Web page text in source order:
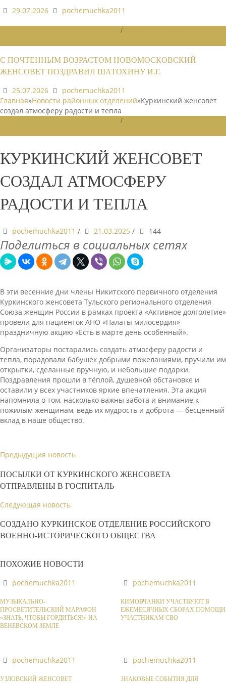
29.07.2026 pochemuchka2011
/
С ПОЧТЕННЫМ ВОЗРАСТОМ НОВОМОСКОВСКИЙ
ЖЕНСОВЕТ ПОЗДРАВИЛ ШАТОХИНУ И.Г.
25.07.2026
pochemuchka2011
Главная»Новости районных отделений»Куркинский женсовет
создал атмосферу радости и тепла
/
КУРКИНСКИЙ ЖЕНСОВЕТ
СОЗДАЛ АТМОСФЕРУ
РАДОСТИ И ТЕПЛА
pochemuchka2011 / 21.03.2025 / 144
Поделиться в социальных сетях
В эти весенние дни члены Никитского первичного отделения
Куркинского женсовета Тульского регионального отделения
Союза женщин России в рамках проекта «Активное долголетие»
провели для пациенток АНО «Палаты милосердия»
праздничную акцию «Есть в марте день особенный».
Организаторы постарались создать атмосферу радости и
тепла, порадовали бабушек добрыми пожеланиями, вручили им
открытки, сделанные вручную, и небольшие подарки.
Поздравления прошли в тёплой, душевной обстановке и
оставили у всех участников яркие впечатления. Эта акция
напомнила о том, насколько важны забота и внимание к
пожилым женщинам, ведь их мудрость и доброта — бесценный
вклад в наше общество.
Предыдущия новость
ПОСЫЛКИ ОТ КУРКИНСКОГО ЖЕНСОВЕТА
ОТПРАВЛЕНЫ В ГОСПИТАЛЬ
Следующая новость
СОЗДАНО КУРКИНСКОЕ ОТДЕЛЕНИЕ РОССИЙСКОГО
ВОЕННО-ИСТОРИЧЕСКОГО ОБЩЕСТВА
ПОХОЖИЕ НОВОСТИ
pochemuchka2011
МУЗЫКАЛЬНО-
ПРОСВЕТИТЕЛЬСКИЙ МАРАФОН
«ЗНАТЬ, ЧТОБЫ ГОРДИТЬСЯ!» НА
ВЕНЕВСКОМ ЗЕМЛЕ
pochemuchka2011
КИМОВЧАНКИ УЧАСТВУЮТ В
ЕЖЕМЕСЯЧНЫХ СБОРАХ ПОМОЩИ
УЧАСТНИКАМ СВО
pochemuchka2011
УЗЛОВСКИЙ ЖЕНСОВЕТ
pochemuchka2011
ЗНАКОВЫЕ СОБЫТИЯ ДЛЯ